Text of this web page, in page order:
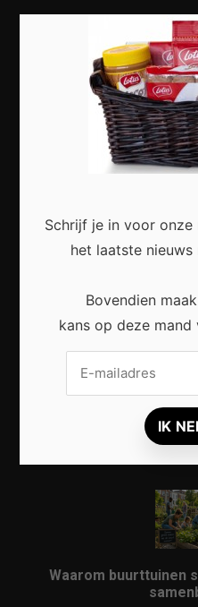
Most Recent
Duurzaam wonen
in en
Praktische
Lokale markten
Waarom buurttuinen
Schrijf je in voor
het laatste
Bovendien
kans op deze mand